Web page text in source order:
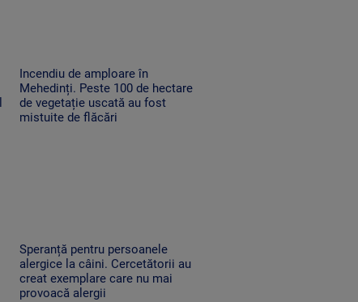
Incendiu de amploare în
Mehedinți. Peste 100 de hectare
de vegetație uscată au fost
mistuite de flăcări
Speranță pentru persoanele
alergice la câini. Cercetătorii au
creat exemplare care nu mai
provoacă alergii